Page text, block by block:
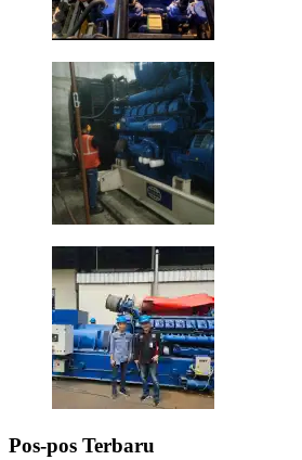
Pos-pos Terbaru